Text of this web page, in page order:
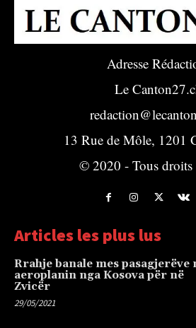
Adresse
Le
13 Rue de Môle, 1201
© 2020 - Tous droits
Articles les plus lus
Rrahje banale mes pasagjerëve
aeroplanin nga Kosova për në
Zvicër
29/05/2021